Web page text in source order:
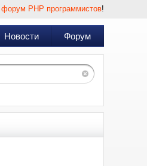
форум PHP программистов!
Новости Форум